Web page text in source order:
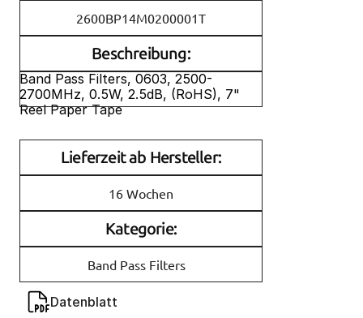
2600BP14M0200001T
Beschreibung:
Band Pass Filters, 0603, 2500-
2700MHz, 0.5W, 2.5dB, (RoHS), 7"
Reel Paper Tape
Lieferzeit ab Hersteller:
16 Wochen
Kategorie:
Band Pass Filters
Datenblatt